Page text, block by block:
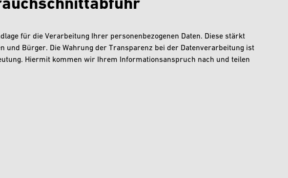
für die Verarbeitung Ihrer personenbezogenen Daten. Diese stärkt
und Bürger. Die Wahrung der Transparenz bei der Datenverarbeitung ist
Hiermit kommen wir Ihrem Informationsanspruch nach und teilen